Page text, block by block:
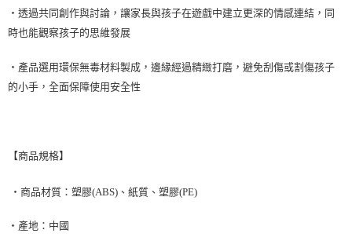
・透過共同創作與討論，讓家長與孩子在遊戲中建立更深的情感連結，同
時也能觀察孩子的思維發展
・產品選用環保無毒材料製成，邊緣經過精緻打磨，避免刮傷或割傷孩子
的小手，全面保障使用安全性
【商品規格】
‧商品材質：塑膠(ABS) 、紙質、塑膠(PE)
‧產地：中國